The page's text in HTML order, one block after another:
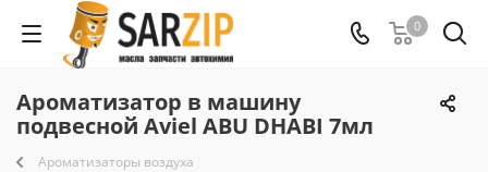
0
Ароматизатор в машину
подвесной Aviel ABU DHABI 7мл
Ароматизаторы воздуха